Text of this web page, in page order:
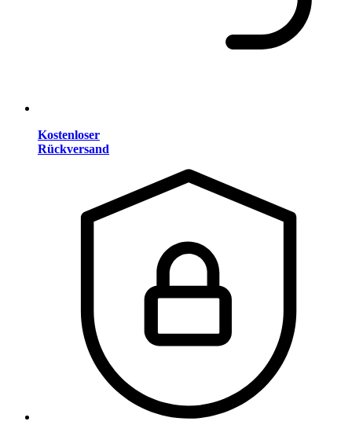
Kostenloser
Rückversand